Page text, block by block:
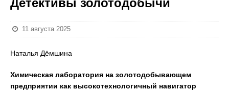
Детективы золотодобычи
11 августа 2025
Наталья Дёмшина
Химическая лаборатория на золотодобывающем
предприятии как высокотехнологичный навигатор